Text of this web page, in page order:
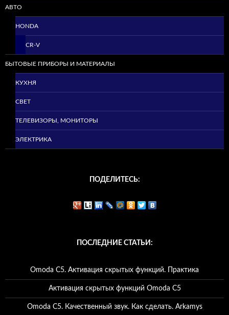
АВТО
HONDA
CR-V
БЫТОВЫЕ ПРИБОРЫ И МАТЕРИАЛЫ
КУХНЯ
СВЕТ
ТЕЛЕВИЗОРЫ, МОНИТОРЫ
ЭЛЕКТРИКА
ПОДЕЛИТЕСЬ:
ПОСЛЕДНИЕ СТАТЬИ:
Omoda C5. Активация скрытых функций. Практика
Активация скрытых функций Omoda C5
Omoda C5. Качественный звук. Как сделать. Arkamys